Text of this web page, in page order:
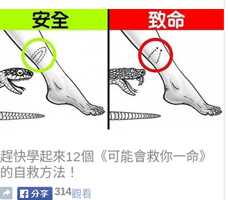
趕快學起來12個《可能會救你一命》
的自救方法！
314觀看